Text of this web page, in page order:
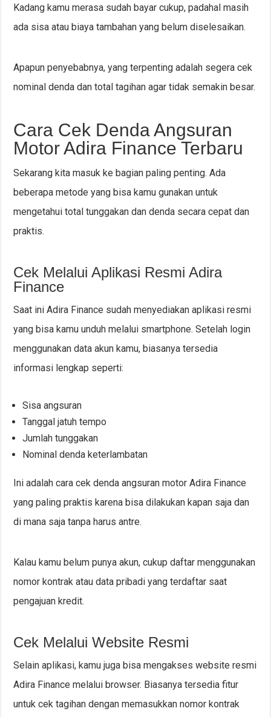
Kadang kamu merasa sudah bayar cukup, padahal masih
ada sisa atau biaya tambahan yang belum diselesaikan.
Apapun penyebabnya, yang terpenting adalah segera cek
nominal denda dan total tagihan agar tidak semakin besar.
Cara Cek Denda Angsuran
Motor Adira Finance Terbaru
Sekarang kita masuk ke bagian paling penting. Ada
beberapa metode yang bisa kamu gunakan untuk
mengetahui total tunggakan dan denda secara cepat dan
praktis.
Cek Melalui Aplikasi Resmi Adira
Finance
Saat ini Adira Finance sudah menyediakan aplikasi resmi
yang bisa kamu unduh melalui smartphone. Setelah login
menggunakan data akun kamu, biasanya tersedia
informasi lengkap seperti:
Sisa angsuran
Tanggal jatuh tempo
Jumlah tunggakan
Nominal denda keterlambatan
Ini adalah cara cek denda angsuran motor Adira Finance
yang paling praktis karena bisa dilakukan kapan saja dan
di mana saja tanpa harus antre.
Kalau kamu belum punya akun, cukup daftar menggunakan
nomor kontrak atau data pribadi yang terdaftar saat
pengajuan kredit.
Cek Melalui Website Resmi
Selain aplikasi, kamu juga bisa mengakses website resmi
Adira Finance melalui browser. Biasanya tersedia fitur
untuk cek tagihan dengan memasukkan nomor kontrak